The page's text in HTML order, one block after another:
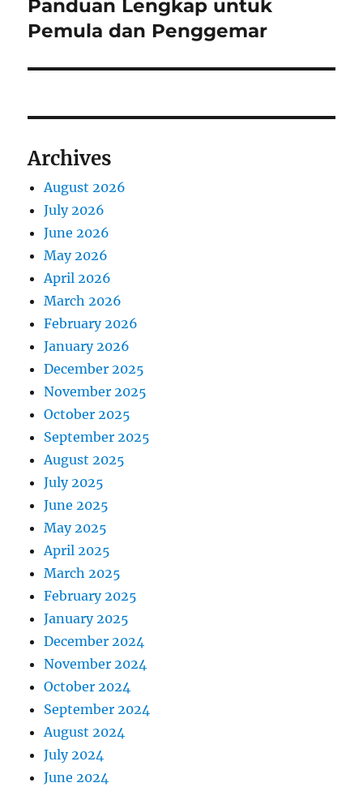
i
g
i
n
p
o
x
p
s
:
Panduan Lengkap untuk
Pemula dan Penggemar
Archives
August 2026
July 2026
June 2026
May 2026
April 2026
March 2026
February 2026
January 2026
December 2025
November 2025
October 2025
September 2025
August 2025
July 2025
June 2025
May 2025
April 2025
March 2025
February 2025
January 2025
December 2024
November 2024
October 2024
September 2024
August 2024
July 2024
June 2024